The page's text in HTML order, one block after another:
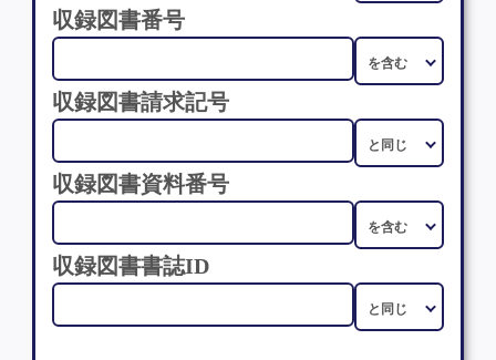
収録図書番号
収録図書請求記号
収録図書資料番号
収録図書書誌ID